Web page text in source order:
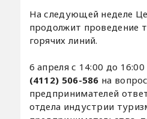
На следующей неделе
продолжит проведение
горячих линий.
6 апреля с 14:00 до
(4112) 506-586 на
предпринимателей
отдела индустрии